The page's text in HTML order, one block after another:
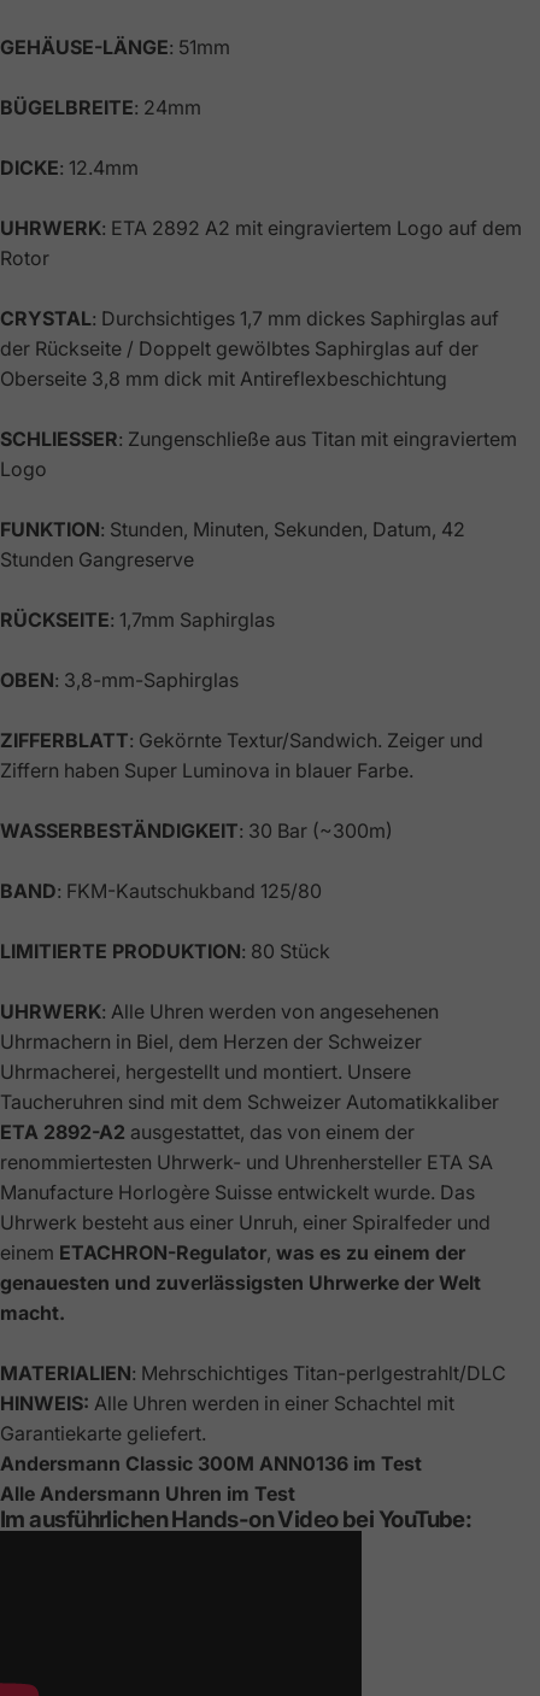
GEHÄUSE-LÄNGE: 51mm
BÜGELBREITE: 24mm
DICKE: 12.4mm
UHRWERK: ETA 2892 A2 mit eingraviertem Logo auf dem
Rotor
CRYSTAL: Durchsichtiges 1,7 mm dickes Saphirglas auf
der Rückseite / Doppelt gewölbtes Saphirglas auf der
Oberseite 3,8 mm dick mit Antireflexbeschichtung
SCHLIESSER: Zungenschließe aus Titan mit eingraviertem
Logo
FUNKTION: Stunden, Minuten, Sekunden, Datum, 42
Stunden Gangreserve
RÜCKSEITE: 1,7mm Saphirglas
OBEN: 3,8-mm-Saphirglas
ZIFFERBLATT: Gekörnte Textur/Sandwich. Zeiger und
Ziffern haben Super Luminova in blauer Farbe.
WASSERBESTÄNDIGKEIT: 30 Bar (~300m)
BAND: FKM-Kautschukband 125/80
LIMITIERTE PRODUKTION: 80 Stück
UHRWERK: Alle Uhren werden von angesehenen
Uhrmachern in Biel, dem Herzen der Schweizer
Uhrmacherei, hergestellt und montiert. Unsere
Taucheruhren sind mit dem Schweizer Automatikkaliber
ETA 2892-A2 ausgestattet, das von einem der
renommiertesten Uhrwerk- und Uhrenhersteller ETA SA
Manufacture Horlogère Suisse entwickelt wurde. Das
Uhrwerk besteht aus einer Unruh, einer Spiralfeder und
einem ETACHRON-Regulator, was es zu einem der
genauesten und zuverlässigsten Uhrwerke der Welt
macht.
MATERIALIEN: Mehrschichtiges Titan-perlgestrahlt/DLC
HINWEIS: Alle Uhren werden in einer Schachtel mit
Garantiekarte geliefert.
Andersmann Classic 300M ANN0136 im Test
Alle Andersmann Uhren im Test
Im ausführlichen Hands-on Video bei YouTube: